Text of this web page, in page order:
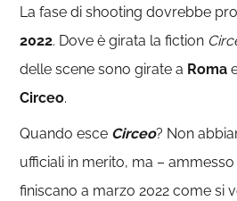
La fase di shooting dovrebbe
2022. Dove è girata la fiction
delle scene sono girate a Roma
Circeo.
Quando esce Circeo? Non
ufficiali in merito, ma –
finiscano a marzo 2022 come si